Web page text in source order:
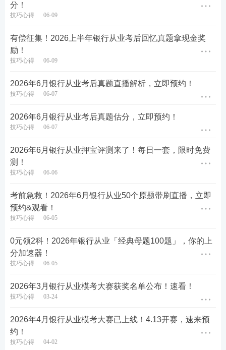
图四图五：6月13-14日刚考完的银行从业考试，就收
到了众多考生对233V题库和课程的赞美！
分！
技巧心得 06-09
有偿征集！2026上半年银行从业考后回忆真题拿现金奖
励！
技巧心得 06-09
2026年6月银行从业考后真题直播解析，立即预约！
技巧心得 06-07
2026年6月银行从业考后真题估分，立即预约！
技巧心得 06-07
2026年6月银行从业押宝评测来了！每日一套，限时免费
测！
技巧心得 06-06
考前急救！2026年6月银行从业50个原题带刷直播，立即
预约&观看！
技巧心得 06-05
0元领2科！2026年银行从业「经典母题100题」，你的上
分加速器！
技巧心得 06-05
2026年3月银行从业模考大赛获奖名单公布！速看！
技巧心得 03-24
2026年4月银行从业模考大赛已上线！4.13开赛，速来预
约！
技巧心得 04-02